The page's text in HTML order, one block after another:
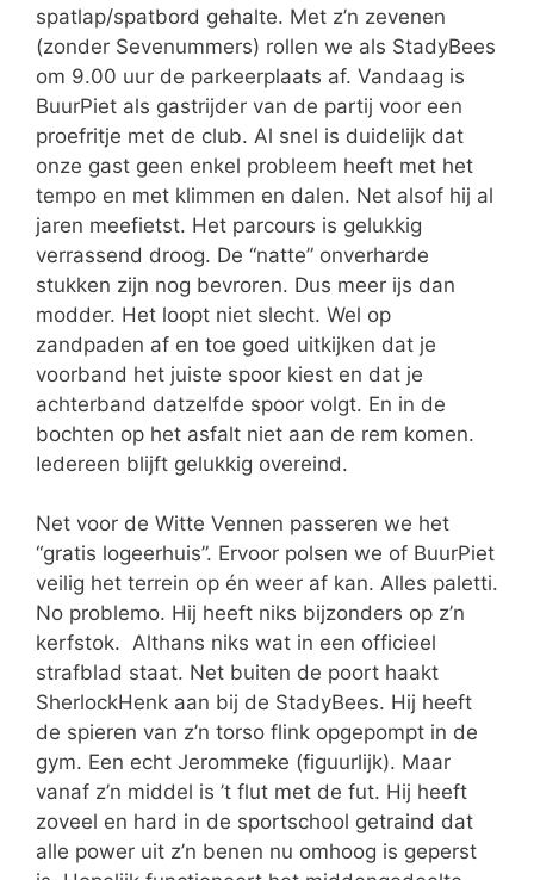
spatlap/spatbord gehalte. Met z’n zevenen
(zonder Sevenummers) rollen we als StadyBees
om 9.00 uur de parkeerplaats af. Vandaag is
BuurPiet als gastrijder van de partij voor een
proefritje met de club. Al snel is duidelijk dat
onze gast geen enkel probleem heeft met het
tempo en met klimmen en dalen. Net alsof hij al
jaren meefietst. Het parcours is gelukkig
verrassend droog. De “natte” onverharde
stukken zijn nog bevroren. Dus meer ijs dan
modder. Het loopt niet slecht. Wel op
zandpaden af en toe goed uitkijken dat je
voorband het juiste spoor kiest en dat je
achterband datzelfde spoor volgt. En in de
bochten op het asfalt niet aan de rem komen.
Iedereen blijft gelukkig overeind.
Net voor de Witte Vennen passeren we het
“gratis logeerhuis”. Ervoor polsen we of BuurPiet
veilig het terrein op én weer af kan. Alles paletti.
No problemo. Hij heeft niks bijzonders op z’n
kerfstok. Althans niks wat in een officieel
strafblad staat. Net buiten de poort haakt
SherlockHenk aan bij de StadyBees. Hij heeft
de spieren van z’n torso flink opgepompt in de
gym. Een echt Jerommeke (figuurlijk). Maar
vanaf z’n middel is ’t flut met de fut. Hij heeft
zoveel en hard in de sportschool getraind dat
alle power uit z’n benen nu omhoog is geperst